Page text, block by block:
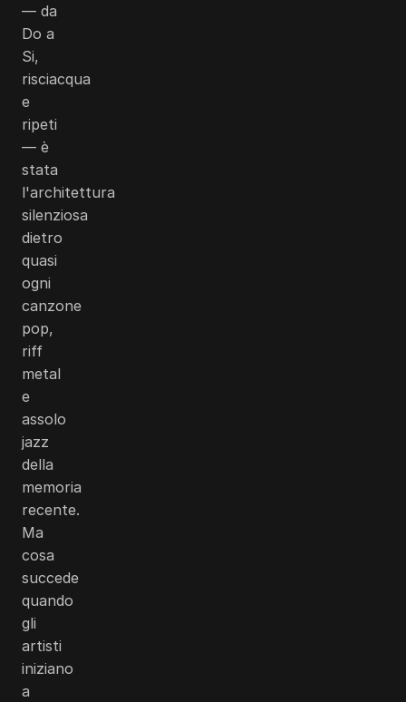
— da
Do a
Si,
risciacqua
e
ripeti
— è
stata
l'architettura
silenziosa
dietro
quasi
ogni
canzone
pop,
riff
metal
e
assolo
jazz
della
memoria
recente.
Ma
cosa
succede
quando
gli
artisti
iniziano
a